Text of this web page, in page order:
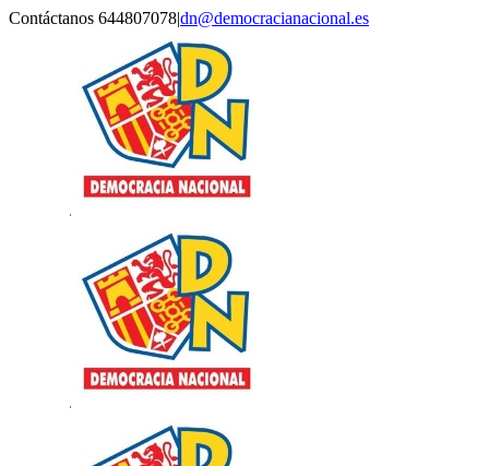
Saltar
Contáctanos 644807078|dn@democracianacional.es